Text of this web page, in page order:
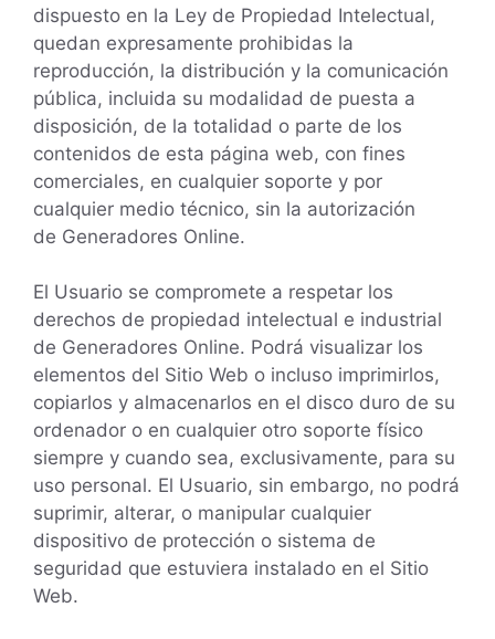
dispuesto en la Ley de Propiedad Intelectual,
quedan expresamente prohibidas la
reproducción, la distribución y la comunicación
pública, incluida su modalidad de puesta a
disposición, de la totalidad o parte de los
contenidos de esta página web, con fines
comerciales, en cualquier soporte y por
cualquier medio técnico, sin la autorización
de Generadores Online.
El Usuario se compromete a respetar los
derechos de propiedad intelectual e industrial
de Generadores Online. Podrá visualizar los
elementos del Sitio Web o incluso imprimirlos,
copiarlos y almacenarlos en el disco duro de su
ordenador o en cualquier otro soporte físico
siempre y cuando sea, exclusivamente, para su
uso personal. El Usuario, sin embargo, no podrá
suprimir, alterar, o manipular cualquier
dispositivo de protección o sistema de
seguridad que estuviera instalado en el Sitio
Web.